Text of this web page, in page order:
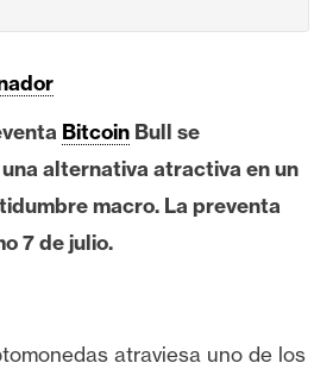
Bitcoin Bull se
alternativa atractiva en un
macro. La preventa
7 de julio.
atraviesa uno de los